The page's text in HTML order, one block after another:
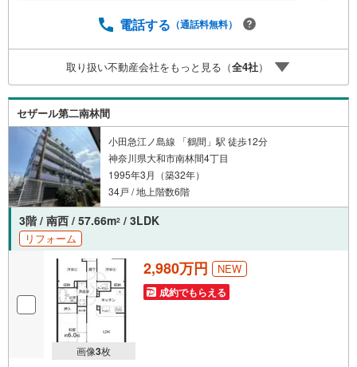
せ、弊社へのご来社等ご相談下さい。○FPによるライフプ
ております○お車の無料提携駐車場がございます詳しくは営
業スタッフよりお伝えさせて頂きます。なんでもお気軽に
お申し付けくださいませ。
電話する （通話料無料）
取り扱い不動産会社をもっと見る（全4社）
セザール第二南林間
小田急江ノ島線 「鶴間」駅 徒歩12分
神奈川県大和市南林間4丁目
1995年3月（築32年）
34戸 / 地上階数6階
3階 / 南西 / 57.66m2 / 3LDK
リフォーム
画像3枚
2,980万円 NEW
成約でもらえる